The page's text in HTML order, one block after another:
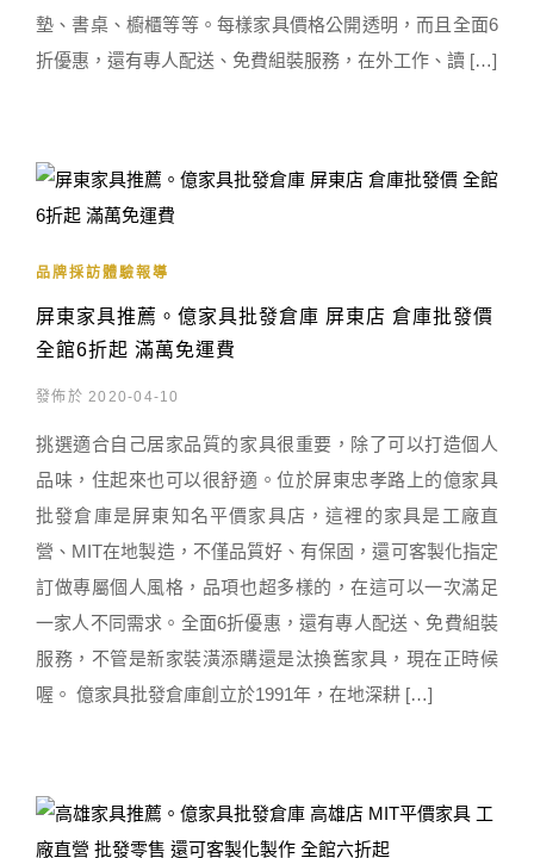
墊、書桌、櫥櫃等等。每樣家具價格公開透明，而且全面6
折優惠，還有專人配送、免費組裝服務，在外工作、讀 […]
品牌採訪體驗報導
屏東家具推薦。億家具批發倉庫 屏東店 倉庫批發價
全館6折起 滿萬免運費
發佈於 2020-04-10
挑選適合自己居家品質的家具很重要，除了可以打造個人
品味，住起來也可以很舒適。位於屏東忠孝路上的億家具
批發倉庫是屏東知名平價家具店，這裡的家具是工廠直
營、MIT在地製造，不僅品質好、有保固，還可客製化指定
訂做專屬個人風格，品項也超多樣的，在這可以一次滿足
一家人不同需求。全面6折優惠，還有專人配送、免費組裝
服務，不管是新家裝潢添購還是汰換舊家具，現在正時候
喔。 億家具批發倉庫創立於1991年，在地深耕 […]